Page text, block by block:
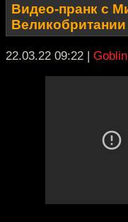
Видео-пранк с
22.03.22 09:22 | Goblin